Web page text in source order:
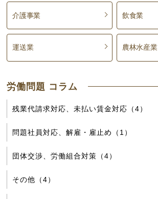
介護事業 飲食業
運送業 農林水産業
労働問題 コラム
残業代請求対応、未払い賃金対応（4）
問題社員対応、解雇・雇止め（1）
団体交渉、労働組合対策（4）
その他（4）